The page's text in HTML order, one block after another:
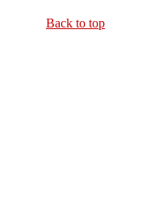
Back to top